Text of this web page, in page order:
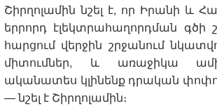
Շիրղոլամին նշել է, որ Իրանի և
երրորդ էլեկտրահաղորդման գծի
հարցում վերջին շրջանում
միտումներ, և առաջիկա
ականատես կլինենք դրական
— նշել է Շիրղոլամին։